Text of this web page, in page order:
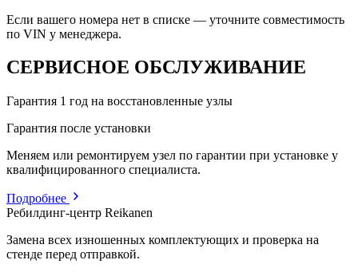
Если вашего номера нет в списке — уточните совместимость
по VIN у менеджера.
СЕРВИСНОЕ ОБСЛУЖИВАНИЕ
Гарантия 1 год на восстановленные узлы
Гарантия после установки
Меняем или ремонтируем узел по гарантии при установке у
квалифицированного специалиста.
Подробнее
Ребилдинг-центр Reikanen
Замена всех изношенных комплектующих и проверка на
стенде перед отправкой.